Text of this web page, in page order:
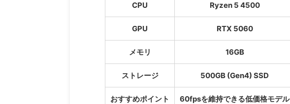
CPU Ryzen 5 4500
GPU RTX 5060
メモリ 16GB
ストレージ 500GB (Gen4) SSD
おすすめポイント 60fpsを維持できる低価格モデル